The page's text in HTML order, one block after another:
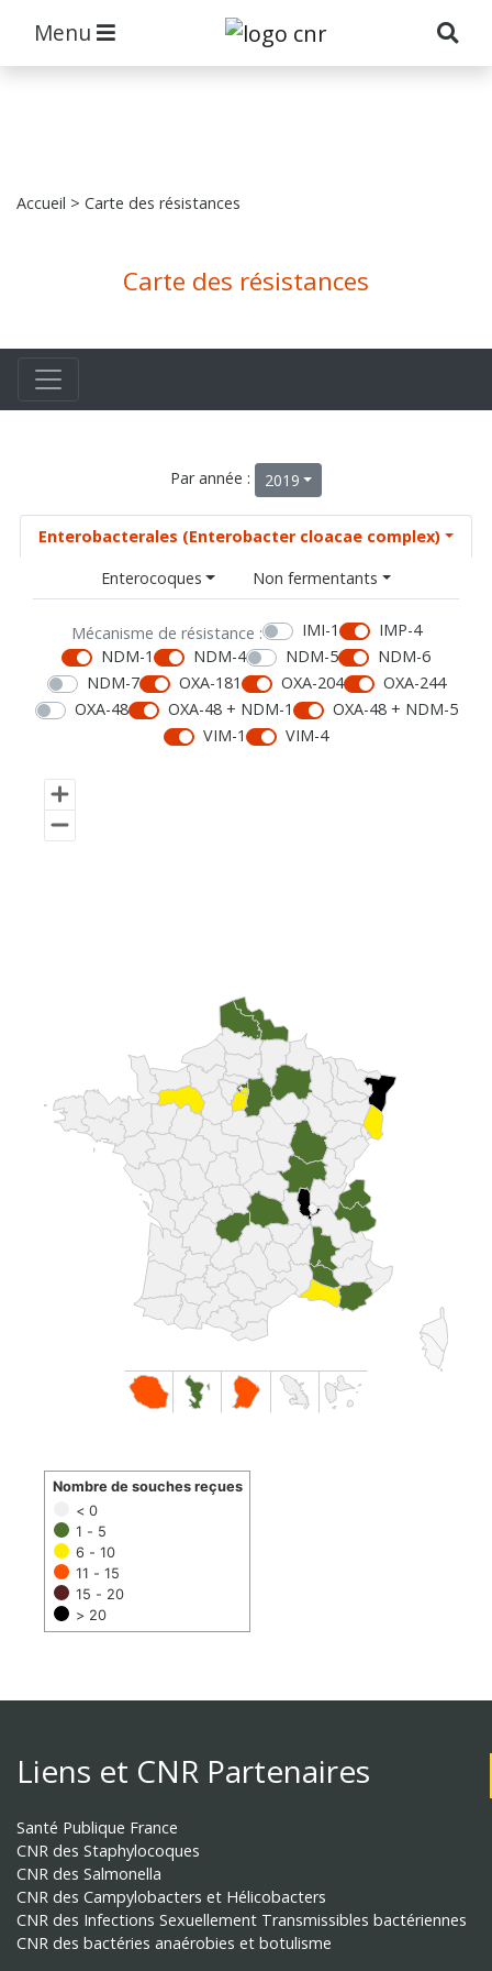
Menu
Accueil > Carte des résistances
Carte des résistances
Par année : 2019
Enterobacterales (Enterobacter cloacae complex)
Enterocoques
Non fermentants
Mécanisme de résistance : IMI-1
IMP-4
NDM-1
NDM-4 NDM-5
NDM-6
NDM-7
OXA-181 OXA-204
OXA-244
OXA-48
OXA-48 + NDM-1
OXA-48 + NDM-5
VIM-1
VIM-4
< 0
1 - 5
6 - 10
11 - 15
15 - 20
> 20
Nombre de souches reçues
Liens et CNR Partenaires
Santé Publique France
CNR des Staphylocoques
CNR des Salmonella
CNR des Campylobacters et Hélicobacters
CNR des Infections Sexuellement Transmissibles bactériennes
CNR des bactéries anaérobies et botulisme